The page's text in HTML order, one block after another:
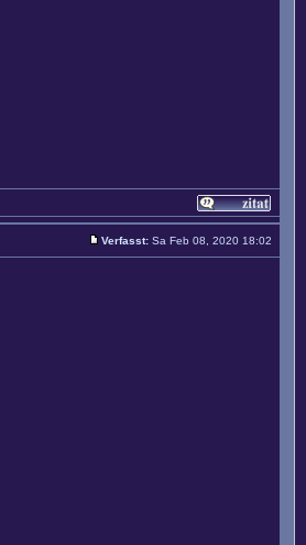
Verfasst: Sa Feb 08, 2020 18:02